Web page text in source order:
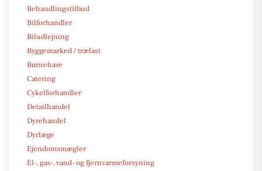
Behandlingstilbud
Bilforhandler
Biludlejning
Byggemarked / trælast
Børnehave
Catering
Cykelforhandler
Detailhandel
Dyrehandel
Dyrlæge
Ejendomsmægler
El-, gas-, vand- og fjernvarmeforsyning